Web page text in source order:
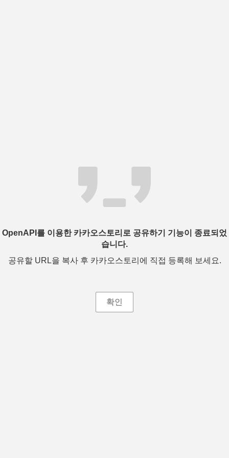
OpenAPI를 이용한 카카오스토리로 공유하기 기능이 종료되었
습니다.
공유할 URL을 복사 후 카카오스토리에 직접 등록해 보세요.
확인